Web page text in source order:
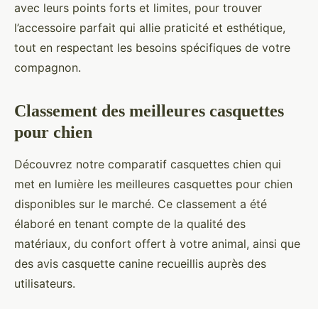
avec leurs points forts et limites, pour trouver
l’accessoire parfait qui allie praticité et esthétique,
tout en respectant les besoins spécifiques de votre
compagnon.
Classement des meilleures casquettes
pour chien
Découvrez notre comparatif casquettes chien qui
met en lumière les meilleures casquettes pour chien
disponibles sur le marché. Ce classement a été
élaboré en tenant compte de la qualité des
matériaux, du confort offert à votre animal, ainsi que
des avis casquette canine recueillis auprès des
utilisateurs.